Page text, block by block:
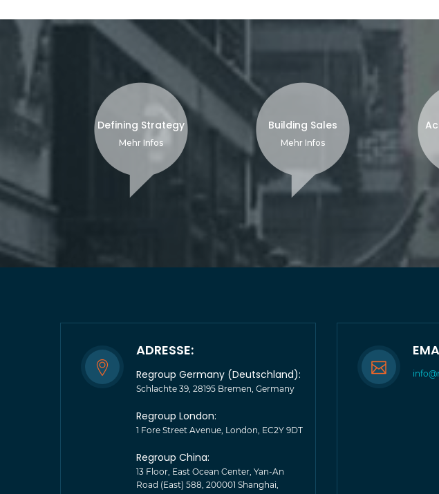
Defining Strategy
Mehr Infos
Building Sales
Mehr Infos
ADRESSE:
Regroup Germany (Deutschland):
Schlachte 39, 28195 Bremen, Germany
Regroup London:
1 Fore Street Avenue, London, EC2Y 9DT
Regroup China:
13 Floor, East Ocean Center, Yan-An
Road (East) 588, 200001 Shanghai,